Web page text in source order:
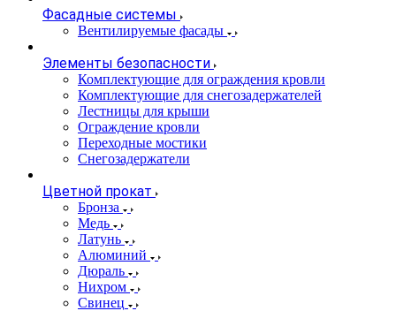
Фасадные системы
Вентилируемые фасады
Элементы безопасности
Комплектующие для ограждения кровли
Комплектующие для снегозадержателей
Лестницы для крыши
Ограждение кровли
Переходные мостики
Снегозадержатели
Цветной прокат
Бронза
Медь
Латунь
Алюминий
Дюраль
Нихром
Свинец